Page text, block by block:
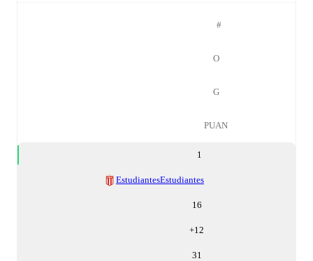
#
O
G
PUAN
1
EstudiantesEstudiantes
16
+12
31